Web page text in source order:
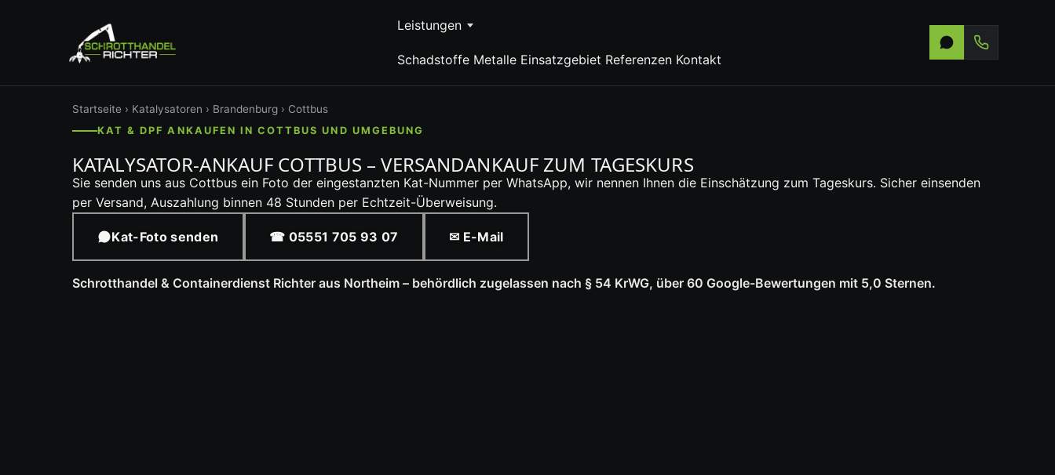
Leistungen
Schadstoffe Metalle Einsatzgebiet Referenzen Kontakt
Startseite › Katalysatoren › Brandenburg › Cottbus
KAT & DPF ANKAUFEN IN COTTBUS UND UMGEBUNG
KATALYSATOR-ANKAUF COTTBUS – VERSANDANKAUF ZUM TAGESKURS
Sie senden uns aus Cottbus ein Foto der eingestanzten Kat-Nummer per WhatsApp, wir nennen Ihnen die Einschätzung zum Tageskurs. Sicher einsenden
per Versand, Auszahlung binnen 48 Stunden per Echtzeit-Überweisung.
Kat-Foto senden ☎ 05551 705 93 07 ✉ E-Mail
Schrotthandel & Containerdienst Richter aus Northeim – behördlich zugelassen nach § 54 KrWG, über 60 Google-Bewertungen mit 5,0 Sternen.